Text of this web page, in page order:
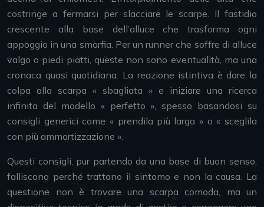
costringe a fermarsi per slacciare le scarpe. Il fastidio
crescente alla base dell’alluce che trasforma ogni
appoggio in una smorfia. Per un runner che soffre di alluce
valgo o piedi piatti, queste non sono eventualità, ma una
cronaca quasi quotidiana. La reazione istintiva è dare la
colpa alla scarpa « sbagliata » e iniziare una ricerca
infinita del modello « perfetto », spesso basandosi su
consigli generici come « prendila più larga » o « sceglila
con più ammortizzazione ».
Questi consigli, pur partendo da una base di buon senso,
falliscono perché trattano il sintomo e non la causa. La
questione non è trovare una scarpa comoda, ma un